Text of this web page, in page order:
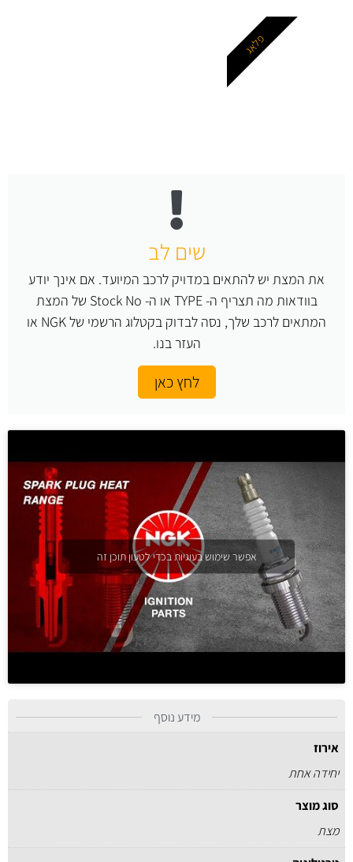
שים לב
את המצת יש להתאים במדויק לרכב המיועד. אם אינך יודע
בוודאות מה תצריף ה- TYPE או ה- Stock No של המצת
המתאים לרכב שלך, נסה לבדוק בקטלוג הרשמי של NGK או
העזר בנו.
לחץ כאן
פלאג
אפשר שימוש בעוגיות בכדי לטעון תוכן זה
מידע נוסף
אירוז
יחידה אחת
סוג מוצר
מצת